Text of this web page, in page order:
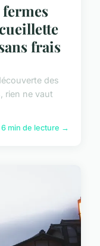
frais
des
rien ne vaut
6 min de lecture →